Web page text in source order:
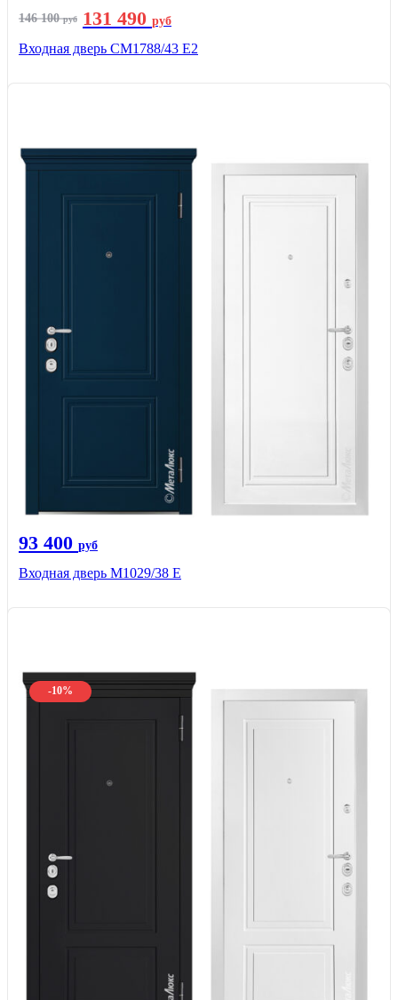
146 100руб 131 490 руб
Входная дверь СМ1788/43 E2
93 400 руб
Входная дверь М1029/38 E
-10%